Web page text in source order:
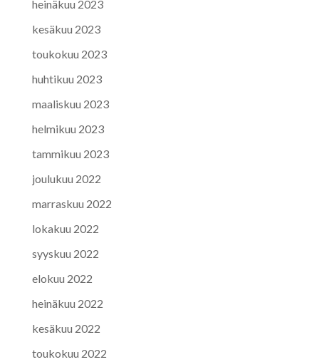
heinäkuu 2023
kesäkuu 2023
toukokuu 2023
huhtikuu 2023
maaliskuu 2023
helmikuu 2023
tammikuu 2023
joulukuu 2022
marraskuu 2022
lokakuu 2022
syyskuu 2022
elokuu 2022
heinäkuu 2022
kesäkuu 2022
toukokuu 2022